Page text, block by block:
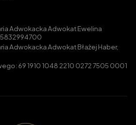
Adwokacka Adwokat Ewelina
5832994700
Adwokacka Adwokat Błażej Haber,
69 1910 1048 2210 0272 7505 0001